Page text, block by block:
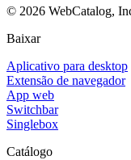
© 2026 WebCatalog,
Baixar
Aplicativo para desktop
Extensão de navegador
App web
Switchbar
Singlebox
Catálogo